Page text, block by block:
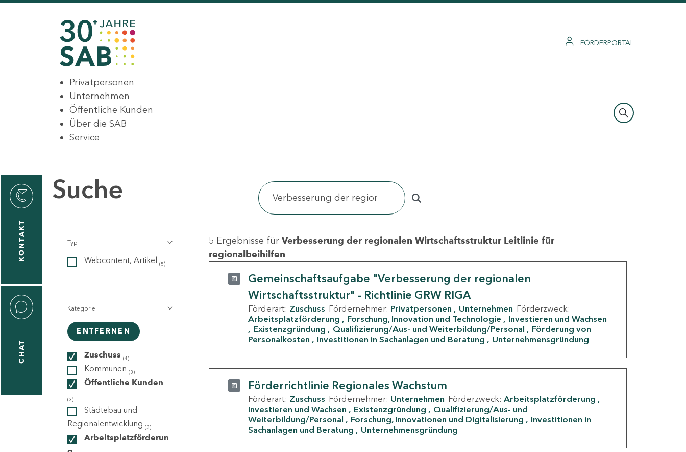
FÖRDERPORTAL
Privatpersonen
Unternehmen
Öffentliche Kunden
Über die SAB
Service
KONTAKT
CHAT
Suche
Typ
Webcontent, Artikel (5)
Kategorie
ENTFERNEN
Zuschuss (4)
Kommunen (3)
Öffentliche Kunden
(3)
Städtebau und
Regionalentwicklung (3)
Arbeitsplatzförderun
5 Ergebnisse für Verbesserung der regionalen Wirtschaftsstruktur Leitlinie für
regionalbeihilfen
Gemeinschaftsaufgabe "Verbesserung der regionalen
Wirtschaftsstruktur" - Richtlinie GRW RIGA
Förderart: Zuschuss Fördernehmer: Privatpersonen Unternehmen Förderzweck:
Arbeitsplatzförderung
Forschung, Innovation und Technologie
Investieren und Wachsen
Existenzgründung
Qualifizierung/Aus- und Weiterbildung/Personal
Förderung von
Personalkosten
Investitionen in Sachanlagen und Beratung Unternehmensgründung
Förderrichtlinie Regionales Wachstum
Förderart: Zuschuss Fördernehmer: Unternehmen Förderzweck: Arbeitsplatzförderung
Investieren und Wachsen
Existenzgründung
Qualifizierung/Aus- und
Weiterbildung/Personal
Forschung, Innovationen und Digitalisierung
Investitionen in
Sachanlagen und Beratung
Unternehmensgründung